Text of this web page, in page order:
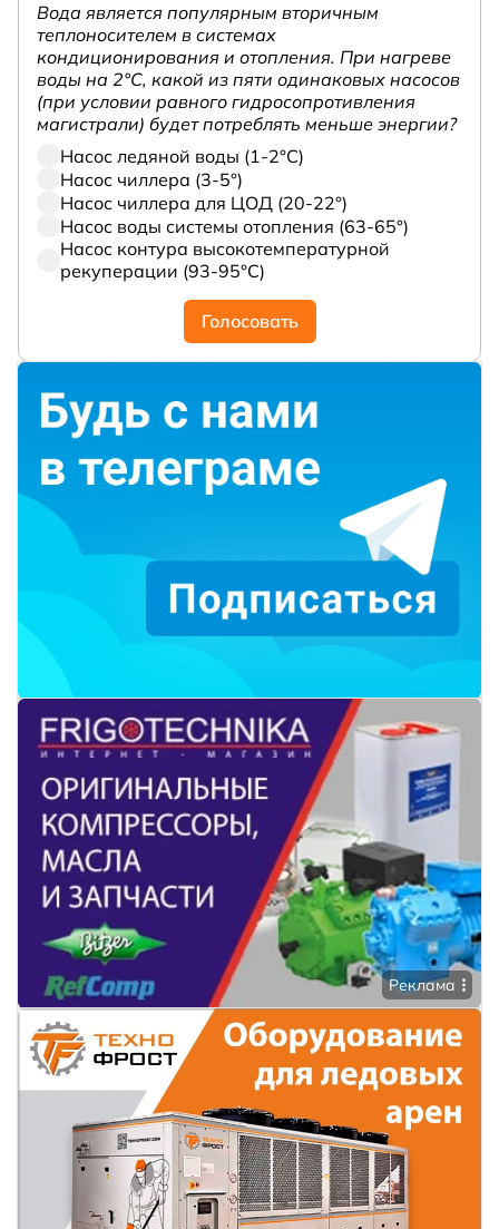
Вода является популярным вторичным
теплоносителем в системах
кондиционирования и отопления. При нагреве
воды на 2°С, какой из пяти одинаковых насосов
(при условии равного гидросопротивления
магистрали) будет потреблять меньше энергии?
Насос ледяной воды (1-2°С)
Насос чиллера (3-5°)
Насос чиллера для ЦОД (20-22°)
Насос воды системы отопления (63-65°)
Насос контура высокотемпературной
рекуперации (93-95°С)
Голосовать
Реклама